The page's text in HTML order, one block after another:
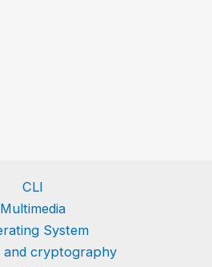
CLI
Multimedia
System
and cryptography